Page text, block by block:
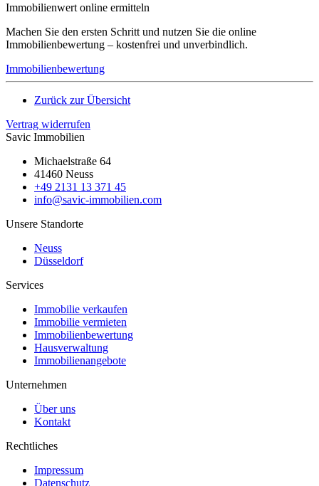
Immobilienwert online ermitteln
Machen Sie den ersten Schritt und nutzen Sie die online
Immobilienbewertung – kostenfrei und unverbindlich.
Immobilienbewertung
Zurück zur Übersicht
Vertrag widerrufen
Savic Immobilien
Michaelstraße 64
41460 Neuss
+49 2131 13 371 45
info@savic-immobilien.com
Unsere Standorte
Neuss
Düsseldorf
Services
Immobilie verkaufen
Immobilie vermieten
Immobilienbewertung
Hausverwaltung
Immobilienangebote
Unternehmen
Über uns
Kontakt
Rechtliches
Impressum
Datenschutz